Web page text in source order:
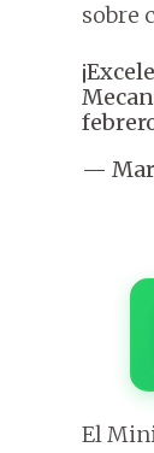
sobre
—
El